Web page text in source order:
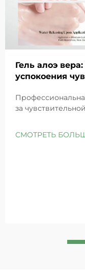
Гель алоэ
успокоения
за
своим
СМОТРЕТЬ